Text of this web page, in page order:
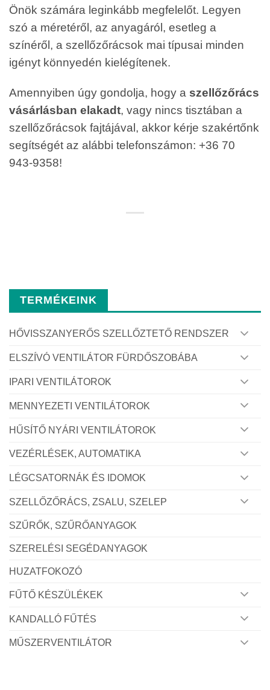
TERMÉKEINK
HŐVISSZANYERŐS SZELLŐZTETŐ RENDSZER
ELSZÍVÓ VENTILÁTOR FÜRDŐSZOBÁBA
IPARI VENTILÁTOROK
MENNYEZETI VENTILÁTOROK
HŰSÍTŐ NYÁRI VENTILÁTOROK
VEZÉRLÉSEK, AUTOMATIKA
LÉGCSATORNÁK ÉS IDOMOK
SZELLŐZŐRÁCS, ZSALU, SZELEP
SZŰRŐK, SZŰRŐANYAGOK
SZERELÉSI SEGÉDANYAGOK
HUZATFOKOZÓ
FŰTŐ KÉSZÜLÉKEK
KANDALLÓ FŰTÉS
MŰSZERVENTILÁTOR
Önök számára leginkább megfelelőt. Legyen
szó a méretéről, az anyagáról, esetleg a
színéről, a szellőzőrácsok mai típusai minden
igényt könnyedén kielégítenek.
Amennyiben úgy gondolja, hogy a szellőzőrács
vásárlásban elakadt, vagy nincs tisztában a
szellőzőrácsok fajtájával, akkor kérje szakértőnk
segítségét az alábbi telefonszámon: +36 70
943-9358!